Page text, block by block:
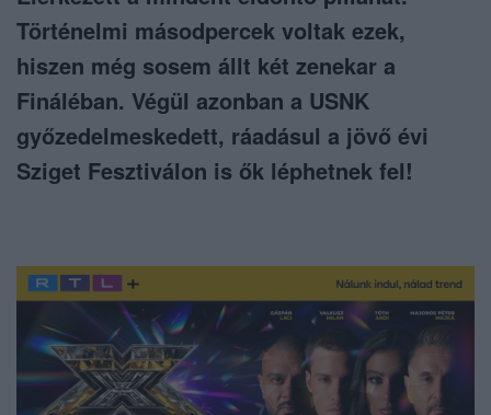
Történelmi másodpercek voltak ezek,
hiszen még sosem állt két zenekar a
Fináléban. Végül azonban a USNK
győzedelmeskedett, ráadásul a jövő évi
Sziget Fesztiválon is ők léphetnek fel!